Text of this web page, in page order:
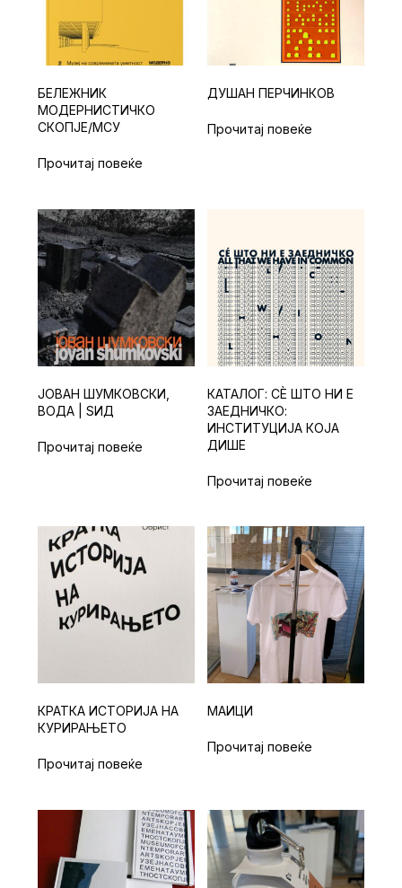
БЕЛЕЖНИК
МОДЕРНИСТИЧКО
СКОПЈЕ/МСУ
Прочитај повеќе
ДУШАН ПЕРЧИНКОВ
Прочитај повеќе
ЈОВАН ШУМКОВСКИ,
ВОДА | ЅИД
Прочитај повеќе
КАТАЛОГ: СЀ ШТО НИ Е
ЗАЕДНИЧКО:
ИНСТИТУЦИЈА КОЈА
ДИШЕ
Прочитај повеќе
КРАТКА ИСТОРИЈА НА
КУРИРАЊЕТО
Прочитај повеќе
МАИЦИ
Прочитај повеќе